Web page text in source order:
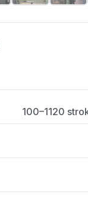
100–1120